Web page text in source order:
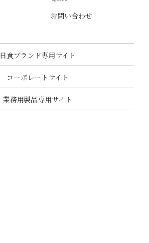
お問い合わせ
日食ブランド専用サイト
コーポレートサイト
業務用製品専用サイト